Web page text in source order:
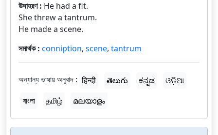
উদাহরণ : He had a fit.
She threw a tantrum.
He made a scene.
সমার্থক : conniption, scene, tantrum
অন্যান্য ভাষায় অনুবাদ : हिन्दी తెలుగు ಕನ್ನಡ
ଓଡ଼ିଆ
বাংলা
தமிழ் മലയാളം